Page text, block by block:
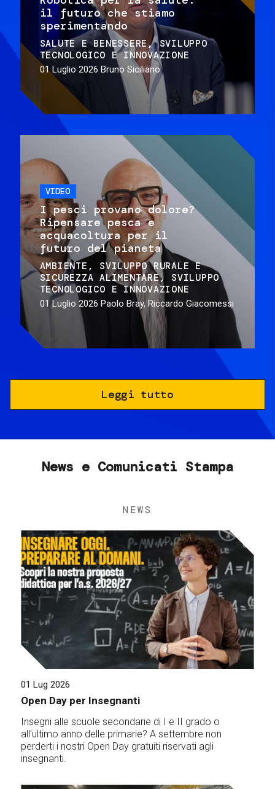
il futuro che stiamo
sperimentando
SALUTE E BENESSERE
SVILUPPO
TECNOLOGICO E INNOVAZIONE
01 Luglio 2026 Bruno Siciliano
VIDEO
I pesci provano dolore?
Ripensare pesca e
acquacoltura per il
futuro del pianeta
AMBIENTE
SVILUPPO RURALE E
SICUREZZA ALIMENTARE
SVILUPPO
TECNOLOGICO E INNOVAZIONE
01 Luglio 2026 Paolo Bray, Riccardo Giacomessi
Leggi tutto
News e Comunicati Stampa
NEWS
01 Lug 2026
Open Day per Insegnanti
Insegni alle scuole secondarie di I e II grado o
all'ultimo anno delle primarie? A settembre non
perderti i nostri Open Day gratuiti riservati agli
insegnanti.